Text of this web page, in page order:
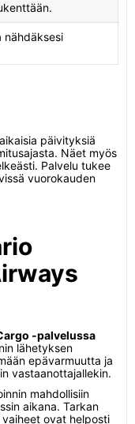
nähdäksesi
päivityksiä
Näet myös
Palvelu tukee
vuorokauden
-palvelussa
lähetyksen
epävarmuutta ja
vastaanottajallekin.
mahdollisiin
aikana. Tarkan
ovat helposti